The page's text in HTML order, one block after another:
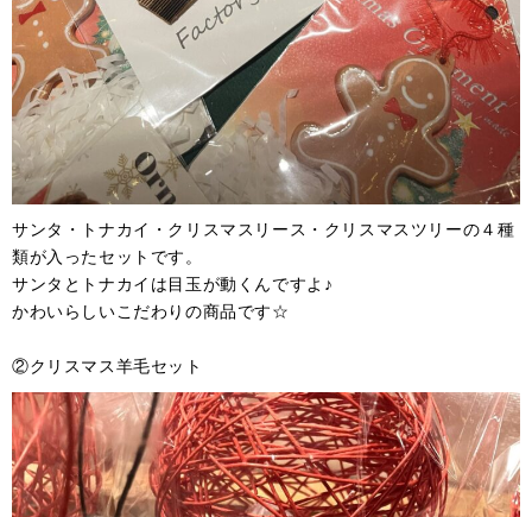
サンタ・トナカイ・クリスマスリース・クリスマスツリーの４種
類が入ったセットです。
サンタとトナカイは目玉が動くんですよ♪
かわいらしいこだわりの商品です☆
②クリスマス羊毛セット